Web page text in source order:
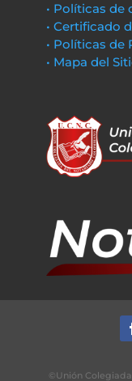
• Políticas de
• Certificado
• Políticas de
• Mapa del
©Unión